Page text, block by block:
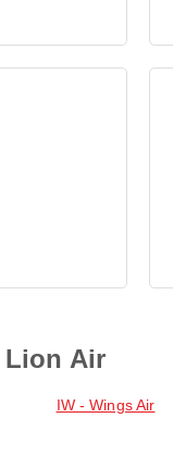
Air
IW - Wings Air